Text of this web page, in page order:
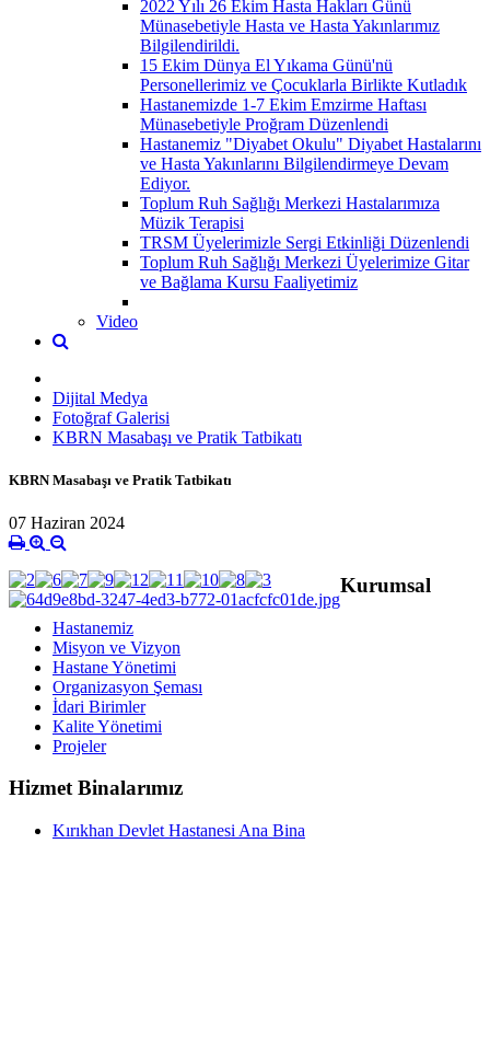
2022 Yılı 26 Ekim Hasta Hakları Günü
Münasebetiyle Hasta ve Hasta Yakınlarımız
Bilgilendirildi.
15 Ekim Dünya El Yıkama Günü'nü
Personellerimiz ve Çocuklarla Birlikte Kutladık
Hastanemizde 1-7 Ekim Emzirme Haftası
Münasebetiyle Proğram Düzenlendi
Hastanemiz "Diyabet Okulu" Diyabet Hastalarını
ve Hasta Yakınlarını Bilgilendirmeye Devam
Ediyor.
Toplum Ruh Sağlığı Merkezi Hastalarımıza
Müzik Terapisi
TRSM Üyelerimizle Sergi Etkinliği Düzenlendi
Toplum Ruh Sağlığı Merkezi Üyelerimize Gitar
ve Bağlama Kursu Faaliyetimiz
Video
Dijital Medya
Fotoğraf Galerisi
KBRN Masabaşı ve Pratik Tatbikatı
KBRN Masabaşı ve Pratik Tatbikatı
07 Haziran 2024
Kurumsal
Hastanemiz
Misyon ve Vizyon
Hastane Yönetimi
Organizasyon Şeması
İdari Birimler
Kalite Yönetimi
Projeler
Hizmet Binalarımız
Kırıkhan Devlet Hastanesi Ana Bina